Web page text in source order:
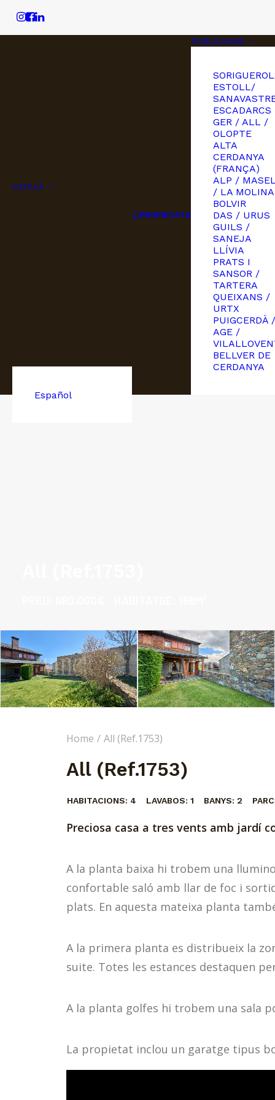
CATALÀ
Español
PROPIETATS
POBLACIONS
ESTOLL/
ESCADARCS
GER / ALL /
OLOPTE
ALTA
CERDANYA
(FRANÇA)
ALP /
/ LA MOLINA
BOLVIR
DAS / URUS
GUILS /
SANEJA
LLÍVIA
PRATS I
SANSOR /
TARTERA
QUEIXANS /
URTX
PUIGCERDÀ /
AGE /
BELLVER DE
CERDANYA
Home All (Ref.1753)
All (Ref.1753)
HABITACIONS: 4 LAVABOS: 1 BANYS: 2
Preciosa casa a tres vents amb jardí
A la planta baixa hi trobem una
confortable saló amb llar de foc i
plats. En aquesta mateixa planta
A la primera planta es distribueix la
suite. Totes les estances destaquen
A la planta golfes hi trobem una sala
La propietat inclou un garatge tipus